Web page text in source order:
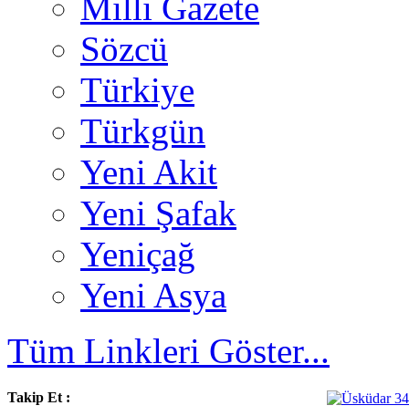
Milli Gazete
Sözcü
Türkiye
Türkgün
Yeni Akit
Yeni Şafak
Yeniçağ
Yeni Asya
Tüm Linkleri Göster...
Takip Et :